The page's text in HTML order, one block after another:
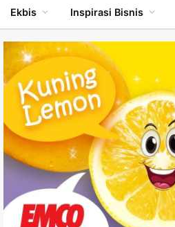
Ekbis Inspirasi Bisnis